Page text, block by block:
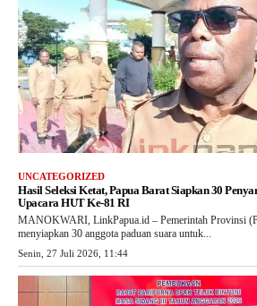
UNCATEGORIZED
Hasil Seleksi Ketat, Papua Barat Siapkan 30
Upacara HUT Ke-81 RI
MANOKWARI, LinkPapua.id – Pemerintah Provinsi
menyiapkan 30 anggota paduan suara untuk...
Senin, 27 Juli 2026, 11:44